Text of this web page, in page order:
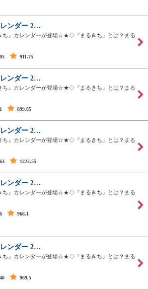
ンダー 2…
ち』カレンダーが登場☆★◇『まるきち』とは？まる
911.75
ンダー 2…
ち』カレンダーが登場☆★◇『まるきち』とは？まる
899.85
ンダー 2…
ち』カレンダーが登場☆★◇『まるきち』とは？まる
1222.55
ンダー 2…
ち』カレンダーが登場☆★◇『まるきち』とは？まる
968.1
ンダー 2…
ち』カレンダーが登場☆★◇『まるきち』とは？まる
969.5